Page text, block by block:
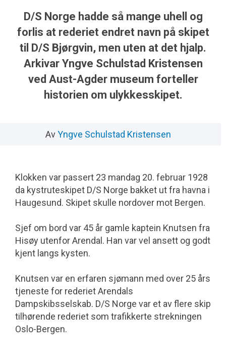
D/S Norge hadde så mange uhell og
forlis at rederiet endret navn på skipet
til D/S Bjørgvin, men uten at det hjalp.
Arkivar Yngve Schulstad Kristensen
ved Aust-Agder museum forteller
historien om ulykkesskipet.
AvYngve Schulstad Kristensen
Klokken var passert 23 mandag 20. februar 1928
da kystruteskipet D/S Norge bakket ut fra havna i
Haugesund. Skipet skulle nordover mot Bergen.
Sjef om bord var 45 år gamle kaptein Knutsen fra
Hisøy utenfor Arendal. Han var vel ansett og godt
kjent langs kysten.
Knutsen var en erfaren sjømann med over 25 års
tjeneste for rederiet Arendals
Dampskibsselskab. D/S Norge var et av flere skip
tilhørende rederiet som trafikkerte strekningen
Oslo-Bergen.